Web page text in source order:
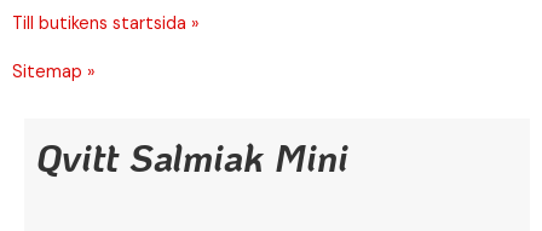
Till butikens startsida »
Sitemap »
Qvitt Salmiak Mini